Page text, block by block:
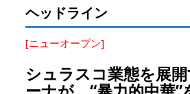
ヘッドライン
[ニューオープン]
シュラスコ業態を展